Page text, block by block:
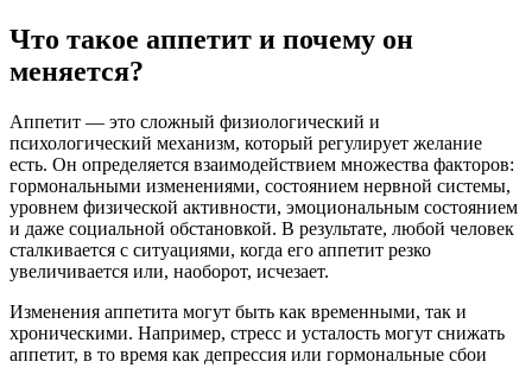
Что такое аппетит и почему он
меняется?
Аппетит — это сложный физиологический и
психологический механизм, который регулирует желание
есть. Он определяется взаимодействием множества факторов:
гормональными изменениями, состоянием нервной системы,
уровнем физической активности, эмоциональным состоянием
и даже социальной обстановкой. В результате, любой человек
сталкивается с ситуациями, когда его аппетит резко
увеличивается или, наоборот, исчезает.
Изменения аппетита могут быть как временными, так и
хроническими. Например, стресс и усталость могут снижать
аппетит, в то время как депрессия или гормональные сбои